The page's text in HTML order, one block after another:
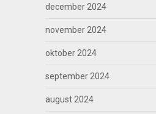
december 2024
november 2024
oktober 2024
september 2024
august 2024